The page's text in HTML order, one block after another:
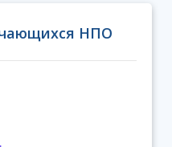
НПО